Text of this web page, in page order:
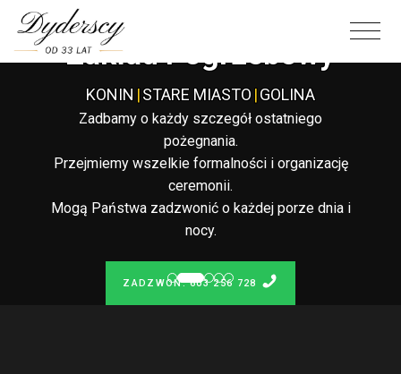
Całodobowy
Zakład Pogrzebowy
KONIN |STARE MIASTO |GOLINA
Zadbamy o każdy szczegół ostatniego
pożegnania.
Przejmiemy wszelkie formalności i organizację
ceremonii.
Mogą Państwa zadzwonić o każdej porze dnia i
nocy.
ZADZWOŃ: 603 256 728